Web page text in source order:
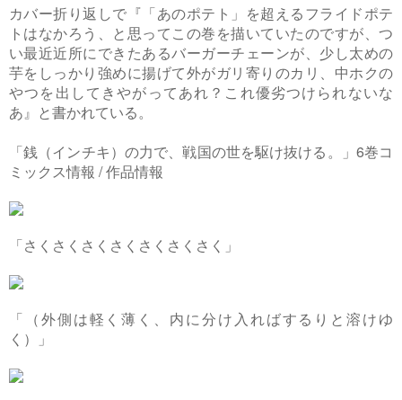
カバー折り返しで『「あのポテト」を超えるフライドポテ
トはなかろう、と思ってこの巻を描いていたのですが、つ
い最近近所にできたあるバーガーチェーンが、少し太めの
芋をしっかり強めに揚げて外がガリ寄りのカリ、中ホクの
やつを出してきやがってあれ？これ優劣つけられないな
あ』と書かれている。
「銭（インチキ）の力で、戦国の世を駆け抜ける。」6巻コ
ミックス情報 / 作品情報
「さくさくさくさくさくさくさく」
「（外側は軽く薄く、内に分け入ればするりと溶けゆ
く）」